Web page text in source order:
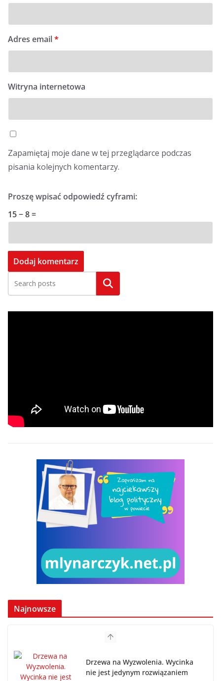
Adres email*
Witryna internetowa
Zapamiętaj moje dane w tej przeglądarce podczas
pisania kolejnych komentarzy.
Proszę wpisać odpowiedź cyframi:
15 − 8 =
Szukaj
Najnowsze
Drzewa na Wyzwolenia. Wycinka
nie jest jedynym rozwiązaniem